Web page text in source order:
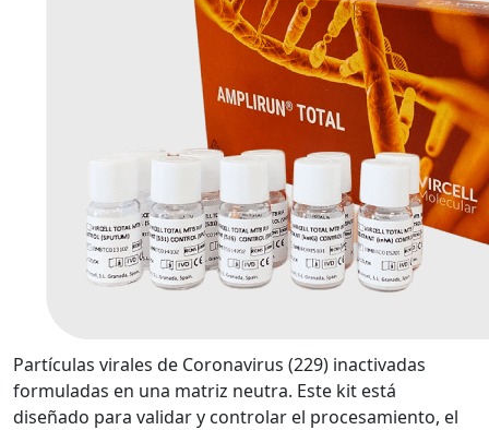
Partículas virales de Coronavirus (229) inactivadas
formuladas en una matriz neutra. Este kit está
diseñado para validar y controlar el procesamiento, el